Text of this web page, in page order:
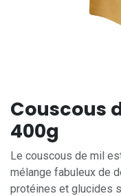
Couscous
400g
Le couscous de mil
mélange fabuleux de
protéines et glucides